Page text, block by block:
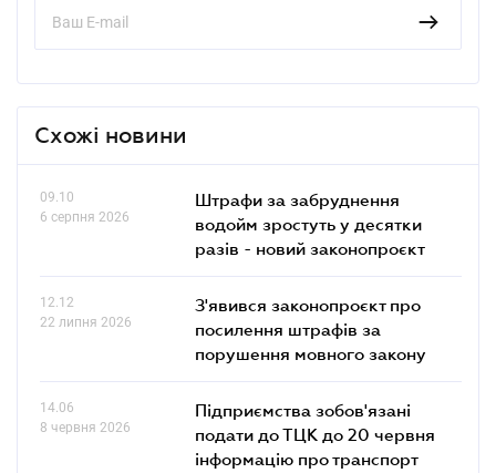
Схожі новини
09.10
6 серпня 2026
Штрафи за забруднення
водойм зростуть у десятки
разів - новий законопроєкт
12.12
22 липня 2026
З'явився законопроєкт про
посилення штрафів за
порушення мовного закону
14.06
8 червня 2026
Підприємства зобов'язані
подати до ТЦК до 20 червня
інформацію про транспорт